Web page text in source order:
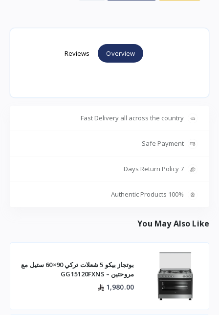
Overview
Reviews
Fast Delivery all across the country
Safe Payment
7 Days Return Policy
100% Authentic Products
You May Also Like
بوتجاز بيكو 5 شعلات تركي 90×60 ستيل مع
مروحتين – GG15120FXNS
1,980.00